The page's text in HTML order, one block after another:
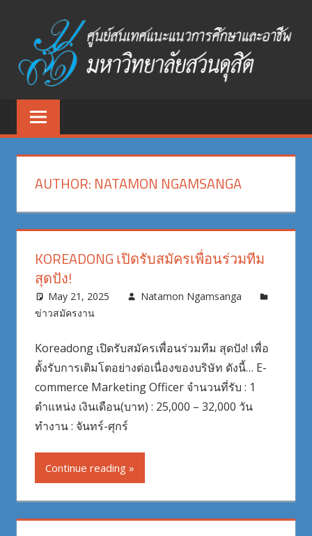
content
สนเทศ
แนะแนว
การ
ศึกษา
และ
อาชีพ
ศูนย์
สนเทศ
และAUTHOR: NATAMON NGAMSANGA
KOREADONG เปิดรับสมัครเพื่อนร่วมทีม
สุดปัง!
May 21, 2025
Natamon Ngamsanga
ข่าวสมัครงาน
Koreadong เปิดรับสมัครเพื่อนร่วมทีม สุดปัง! เพื่อ
ตั้งรับการเติมโตอย่างต่อเนื่องของบริษัท ดังนี้… E-
commerce Marketing Officer จำนวนที่รับ : 1
ตำแหน่ง เงินเดือน(บาท) : 25,000 – 32,000 วัน
ทำงาน : จันทร์-ศุกร์
Continue reading